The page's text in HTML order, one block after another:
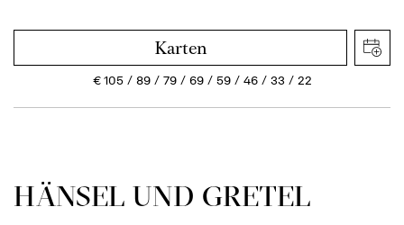
Karten
€105 89 79 69 59 46 33 22
HÄNSEL UND GRETEL